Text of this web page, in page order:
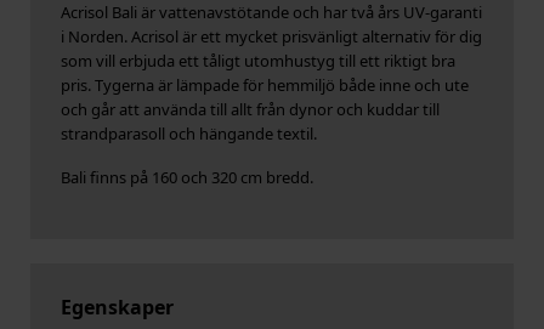
Acrisol Bali är vattenavstötande och har två års UV-garanti
i Norden. Acrisol är ett mycket prisvänligt alternativ för dig
som vill erbjuda ett tåligt utomhustyg till ett riktigt bra
pris. Tygerna är lämpade för hemmiljö både inne och ute
och går att använda till allt från dynor och kuddar till
strandparasoll och hängande textil.
Bali finns på 160 och 320 cm bredd.
Egenskaper